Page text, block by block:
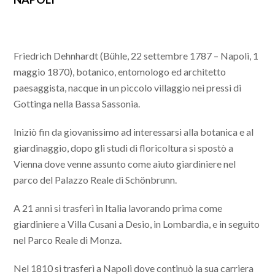
Friedrich Dehnhardt (Bühle, 22 settembre 1787 – Napoli, 1
maggio 1870), botanico, entomologo ed architetto
paesaggista, nacque in un piccolo villaggio nei pressi di
Gottinga nella Bassa Sassonia.
Iniziò fin da giovanissimo ad interessarsi alla botanica e al
giardinaggio, dopo gli studi di floricoltura si spostò a
Vienna dove venne assunto come aiuto giardiniere nel
parco del Palazzo Reale di Schönbrunn.
A 21 anni si trasferì in Italia lavorando prima come
giardiniere a Villa Cusani a Desio, in Lombardia, e in seguito
nel Parco Reale di Monza.
Nel 1810 si trasferì a Napoli dove continuò la sua carriera